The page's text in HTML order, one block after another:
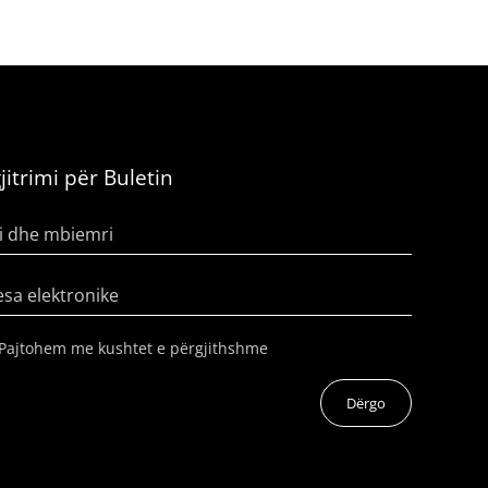
për Buletin
dhe mbiemri
elektronike
Pajtohem me kushtet e përgjithshme
Dërgo